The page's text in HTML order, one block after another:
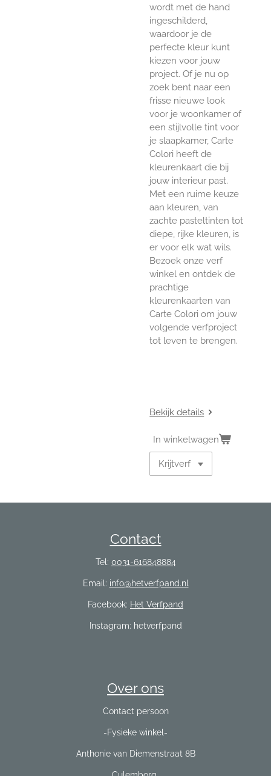
wordt met de hand
ingeschilderd,
waardoor je de
perfecte kleur kunt
kiezen voor jouw
project. Of je nu op
zoek bent naar een
frisse nieuwe look
voor je woonkamer of
een stijlvolle tint voor
je slaapkamer, Carte
Colori heeft de
kleurenkaart die bij
jouw interieur past.
Met een ruime keuze
aan kleuren, van
zachte pasteltinten tot
diepe, rijke kleuren, is
er voor elk wat wils.
Bezoek onze verf
winkel en ontdek de
prachtige
kleurenkaarten van
Carte Colori om jouw
volgende verfproject
tot leven te brengen.
Bekijk details
In winkelwagen
Contact
Tel: 0031-616848884
Email: info@hetverfpand.nl
Facebook: Het Verfpand
Instagram: hetverfpand
Over ons
Contact persoon
-Fysieke winkel-
Anthonie van Diemenstraat 8B